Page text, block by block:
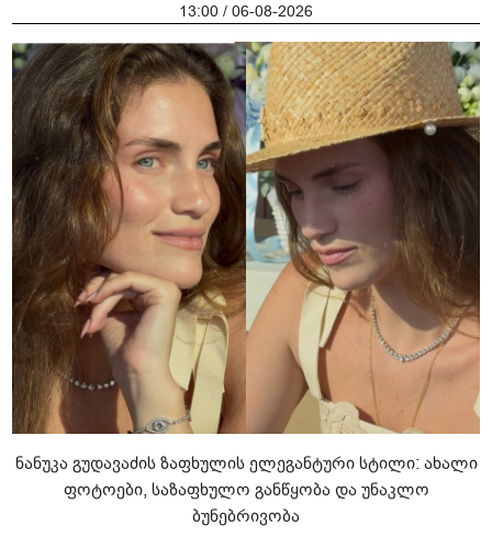
13:00 / 06-08-2026
ნანუკა გუდავაძის ზაფხულის ელეგანტური სტილი: ახალი
ფოტოები, საზაფხულო განწყობა და უნაკლო
ბუნებრივობა